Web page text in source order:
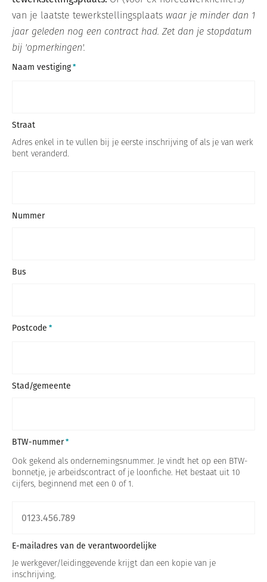
van je laatste tewerkstellingsplaats waar je minder dan 1
jaar geleden nog een contract had. Zet dan je stopdatum
bij 'opmerkingen'.
Naam vestiging
Straat
Adres enkel in te vullen bij je eerste inschrijving of als je van werk
bent veranderd.
Nummer
Bus
Postcode
Stad/gemeente
BTW-nummer
Ook gekend als ondernemingsnummer. Je vindt het op een BTW-
bonnetje, je arbeidscontract of je loonfiche. Het bestaat uit 10
cijfers, beginnend met een 0 of 1.
E-mailadres van de verantwoordelijke
Je werkgever/leidinggevende krijgt dan een kopie van je
inschrijving.